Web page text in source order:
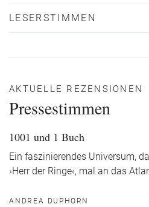
LESERSTIMMEN
AKTUELLE REZENSIONEN
Pressestimmen
1001 und 1 Buch
Ein faszinierendes Universum,
›Herr der Ringe‹, mal an das
ANDREA DUPHORN